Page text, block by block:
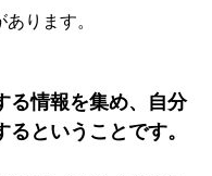
ります。
る情報を集め、自分
ということです。